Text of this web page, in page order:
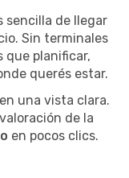
sencilla de llegar
Sin terminales
que planificar,
querés estar.
una vista clara.
de la
en pocos clics.